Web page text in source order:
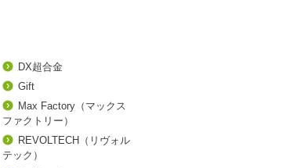
DX超合金
Gift
Max Factory（マックス
ファクトリー）
REVOLTECH（リヴォル
テック）